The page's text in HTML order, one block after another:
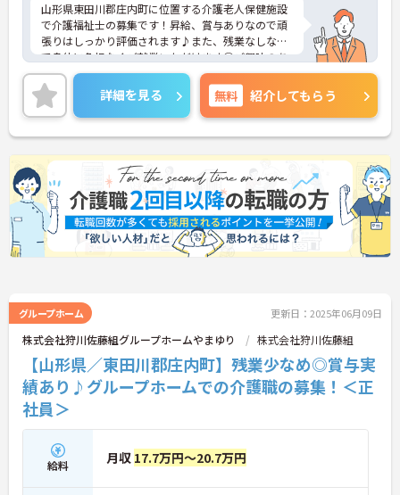
山形県東田川郡庄内町に位置する介護老人保健施設
で介護福祉士の募集です！昇給、賞与ありなので頑
張りはしっかり評価されます♪また、残業なしなの
で身体に負担なくご就業いただけます◎ご興味のあ
る方はご面接のポイントお伝えしますのでご気軽に
お問い合わせください。
詳細を見る 無料 紹介してもらう
グループホーム 更新日：2025年06月09日
株式会社狩川佐藤組グループホームやまゆり 株式会社狩川佐藤組
【山形県／東田川郡庄内町】残業少なめ◎賞与実
績あり♪グループホームでの介護職の募集！＜正
社員＞
給料 月収 17.7万円～20.7万円